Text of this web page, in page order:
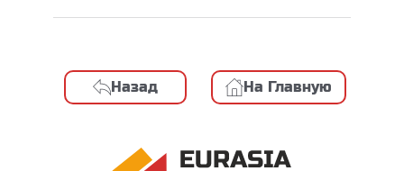
Назад На Главную